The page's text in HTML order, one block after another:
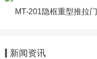
MT-201隐框重型推拉门
新闻资讯